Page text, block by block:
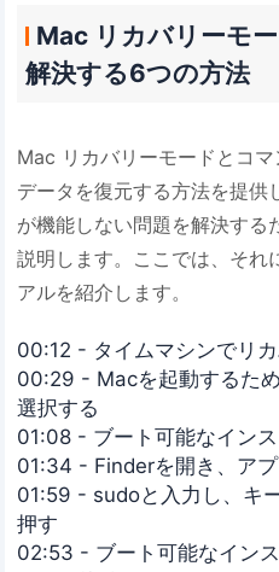
Mac リカバリーモ
解決する6つの方法
Mac リカバリーモードとコ
データを復元する方法を提供
が機能しない問題を解決する
説明します。ここでは、それ
アルを紹介します。
00:12 - タイムマシンでリ
00:29 - Macを起動するた
選択する
01:08 - ブート可能なイン
01:34 - Finderを開き、ア
01:59 - sudoと入力し、キ
押す
02:53 - ブート可能なイン